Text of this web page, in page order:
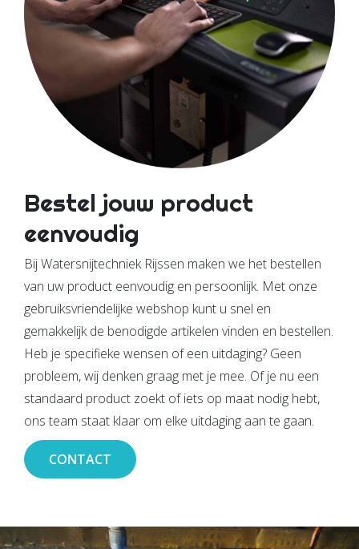
Bestel jouw product
eenvoudig
Bij Watersnijtechniek Rijssen maken we het bestellen
van uw product eenvoudig en persoonlijk. Met onze
gebruiksvriendelijke webshop kunt u snel en
gemakkelijk de benodigde artikelen vinden en bestellen.
Heb je specifieke wensen of een uitdaging? Geen
probleem, wij denken graag met je mee. Of je nu een
standaard product zoekt of iets op maat nodig hebt,
ons team staat klaar om elke uitdaging aan te gaan.
CONTACT